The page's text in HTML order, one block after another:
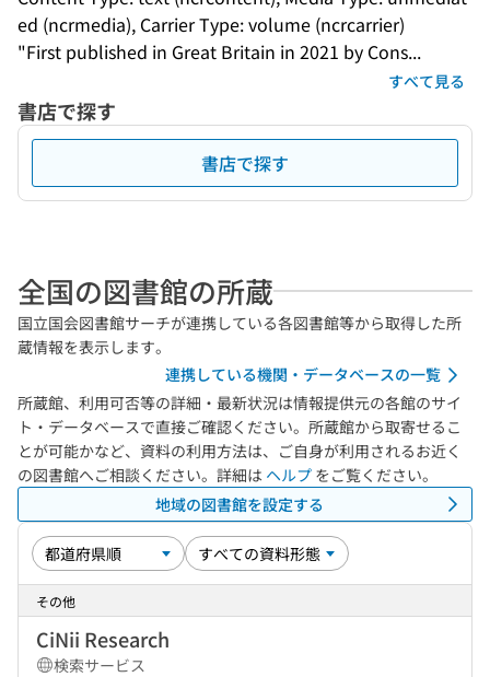
ed (ncrmedia), Carrier Type: volume (ncrcarrier)
"First published in Great Britain in 2021 by Cons...
すべて見る
書店で探す
書店で探す
全国の図書館の所蔵
国立国会図書館サーチが連携している各図書館等から取得した所
蔵情報を表示します。
連携している機関・データベースの一覧
所蔵館、利用可否等の詳細・最新状況は情報提供元の各館のサイ
ト・データベースで直接ご確認ください。所蔵館から取寄せるこ
とが可能かなど、資料の利用方法は、ご自身が利用されるお近く
の図書館へご相談ください。詳細は ヘルプ をご覧ください。
地域の図書館を設定する
その他
CiNii Research
検索サービス